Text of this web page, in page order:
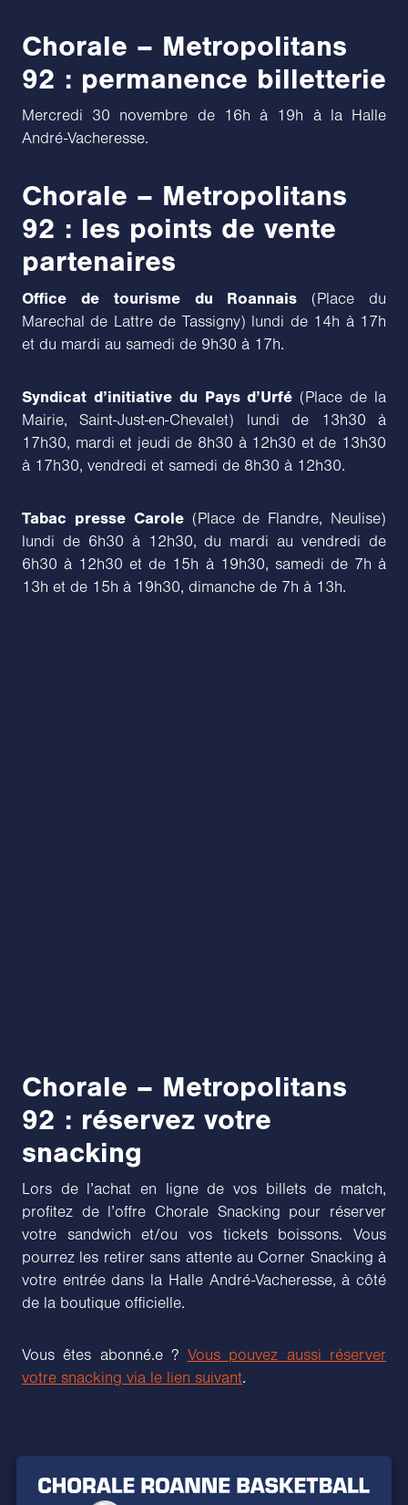
Chorale – Metropolitans
92 : permanence billetterie
Mercredi 30 novembre de 16h à 19h à la Halle
André-Vacheresse.
Chorale – Metropolitans
92 : les points de vente
partenaires
Office de tourisme du Roannais (Place du
Marechal de Lattre de Tassigny) lundi de 14h à 17h
et du mardi au samedi de 9h30 à 17h.
Syndicat d’initiative du Pays d’Urfé (Place de la
Mairie, Saint-Just-en-Chevalet) lundi de 13h30 à
17h30, mardi et jeudi de 8h30 à 12h30 et de 13h30
à 17h30, vendredi et samedi de 8h30 à 12h30.
Tabac presse Carole(Place de Flandre, Neulise)
lundi de 6h30 à 12h30, du mardi au vendredi de
6h30 à 12h30 et de 15h à 19h30, samedi de 7h à
13h et de 15h à 19h30, dimanche de 7h à 13h.
Chorale – Metropolitans
92 : réservez votre
snacking
Lors de l’achat en ligne de vos billets de match,
profitez de l’offre Chorale Snacking pour réserver
votre sandwich et/ou vos tickets boissons. Vous
pourrez les retirer sans attente au Corner Snacking à
votre entrée dans la Halle André-Vacheresse, à côté
de la boutique officielle.
Vous êtes abonné.e ? Vous pouvez aussi réserver
votre snacking via le lien suivant.